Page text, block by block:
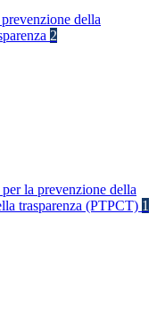
della
2
la prevenzione della
trasparenza (PTPCT) 1